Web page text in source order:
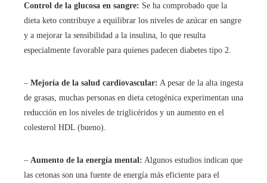
Control de la glucosa en sangre: Se ha comprobado que la
dieta keto contribuye a equilibrar los niveles de azúcar en sangre
y a mejorar la sensibilidad a la insulina, lo que resulta
especialmente favorable para quienes padecen diabetes tipo 2.
– Mejoría de la salud cardiovascular: A pesar de la alta ingesta
de grasas, muchas personas en dieta cetogénica experimentan una
reducción en los niveles de triglicéridos y un aumento en el
colesterol HDL (bueno).
– Aumento de la energía mental: Algunos estudios indican que
las cetonas son una fuente de energía más eficiente para el